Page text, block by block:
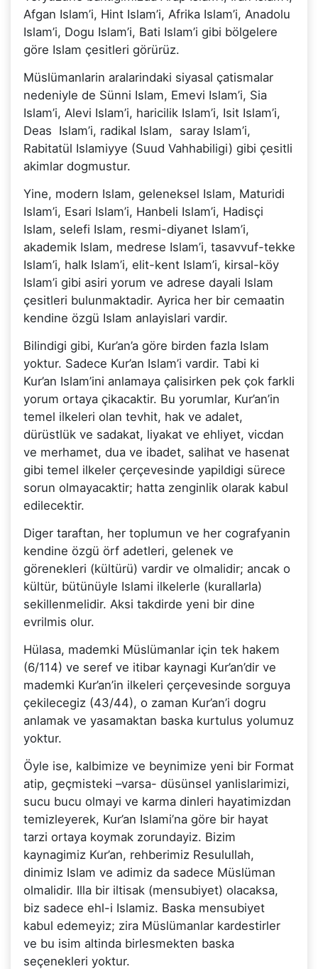
Afgan Islam’i, Hint Islam’i, Afrika Islam’i, Anadolu
Islam’i, Dogu Islam’i, Bati Islam’i gibi bölgelere
göre Islam çesitleri görürüz.
Müslümanlarin aralarindaki siyasal çatismalar
nedeniyle de Sünni Islam, Emevi Islam’i, Sia
Islam’i, Alevi Islam’i, haricilik Islam’i, Isit Islam’i,
Deas Islam’i, radikal Islam, saray Islam’i,
Rabitatül Islamiyye (Suud Vahhabiligi) gibi çesitli
akimlar dogmustur.
Yine, modern Islam, geleneksel Islam, Maturidi
Islam’i, Esari Islam’i, Hanbeli Islam’i, Hadisçi
Islam, selefi Islam, resmi-diyanet Islam’i,
akademik Islam, medrese Islam’i, tasavvuf-tekke
Islam’i, halk Islam’i, elit-kent Islam’i, kirsal-köy
Islam’i gibi asiri yorum ve adrese dayali Islam
çesitleri bulunmaktadir. Ayrica her bir cemaatin
kendine özgü Islam anlayislari vardir.
Bilindigi gibi, Kur’an’a göre birden fazla Islam
yoktur. Sadece Kur’an Islam’i vardir. Tabi ki
Kur’an Islam’ini anlamaya çalisirken pek çok farkli
yorum ortaya çikacaktir. Bu yorumlar, Kur’an’in
temel ilkeleri olan tevhit, hak ve adalet,
dürüstlük ve sadakat, liyakat ve ehliyet, vicdan
ve merhamet, dua ve ibadet, salihat ve hasenat
gibi temel ilkeler çerçevesinde yapildigi sürece
sorun olmayacaktir; hatta zenginlik olarak kabul
edilecektir.
Diger taraftan, her toplumun ve her cografyanin
kendine özgü örf adetleri, gelenek ve
görenekleri (kültürü) vardir ve olmalidir; ancak o
kültür, bütünüyle Islami ilkelerle (kurallarla)
sekillenmelidir. Aksi takdirde yeni bir dine
evrilmis olur.
Hülasa, mademki Müslümanlar için tek hakem
(6/114) ve seref ve itibar kaynagi Kur’an’dir ve
mademki Kur’an’in ilkeleri çerçevesinde sorguya
çekilecegiz (43/44), o zaman Kur’an’i dogru
anlamak ve yasamaktan baska kurtulus yolumuz
yoktur.
Öyle ise, kalbimize ve beynimize yeni bir Format
atip, geçmisteki –varsa- düsünsel yanlislarimizi,
sucu bucu olmayi ve karma dinleri hayatimizdan
temizleyerek, Kur’an Islami’na göre bir hayat
tarzi ortaya koymak zorundayiz. Bizim
kaynagimiz Kur’an, rehberimiz Resulullah,
dinimiz Islam ve adimiz da sadece Müslüman
olmalidir. Illa bir iltisak (mensubiyet) olacaksa,
biz sadece ehl-i Islamiz. Baska mensubiyet
kabul edemeyiz; zira Müslümanlar kardestirler
ve bu isim altinda birlesmekten baska
seçenekleri yoktur.